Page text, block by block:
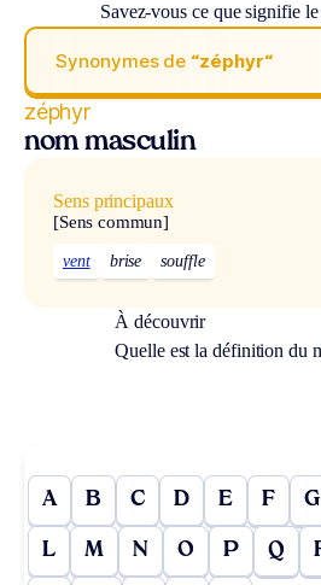
Savez-vous ce que signifie
Synonymes de “zéphyr“
zéphyr
nom masculin
Sens principaux
[Sens commun]
vent brise souffle
À découvrir
Quelle est la définition du
A B C D E F G
L M N O P Q